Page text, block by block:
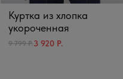
Куртка из хлопка
укороченная
9 799 Р.3 920 Р.